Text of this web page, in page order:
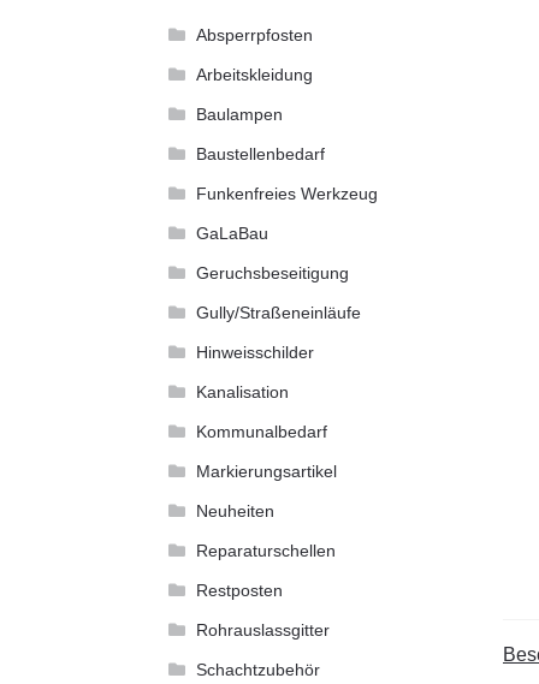
Absperrpfosten
Arbeitskleidung
Baulampen
Baustellenbedarf
Funkenfreies Werkzeug
GaLaBau
Geruchsbeseitigung
Gully/Straßeneinläufe
Hinweisschilder
Kanalisation
Kommunalbedarf
Markierungsartikel
Neuheiten
Reparaturschellen
Restposten
Rohrauslassgitter
Schachtzubehör